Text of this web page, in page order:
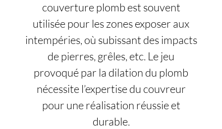
couverture plomb est souvent
utilisée pour les zones exposer aux
intempéries, où subissant des impacts
de pierres, grêles, etc. Le jeu
provoqué par la dilation du plomb
nécessite l’expertise du couvreur
pour une réalisation réussie et
durable.